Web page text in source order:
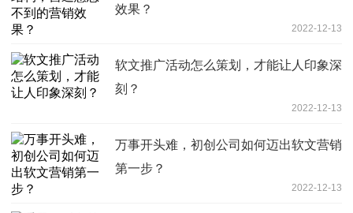
效果？
2022-12-13
软文推广活动怎么策划，才能让人印象深
刻？
2022-12-13
万事开头难，初创公司如何迈出软文营销
第一步？
2022-12-13